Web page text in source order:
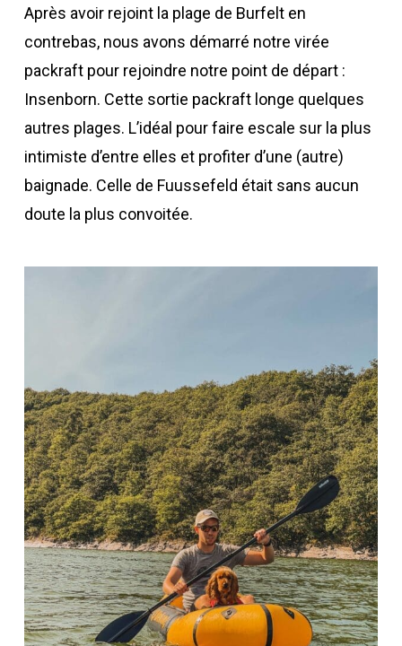
Après avoir rejoint la plage de Burfelt en
contrebas, nous avons démarré notre virée
packraft pour rejoindre notre point de départ :
Insenborn. Cette sortie packraft longe quelques
autres plages. L’idéal pour faire escale sur la plus
intimiste d’entre elles et profiter d’une (autre)
baignade. Celle de Fuussefeld était sans aucun
doute la plus convoitée.